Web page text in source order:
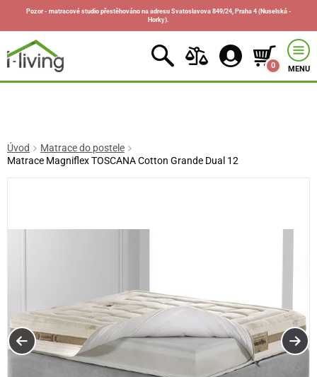
Pozor - matracové studio přestěhováno na adresu Svatoslavova 849/24, Praha 4 (Nuselská -
Horky).
0 MENU
Úvod
Matrace do postele
Matrace Magniflex TOSCANA Cotton Grande Dual 12